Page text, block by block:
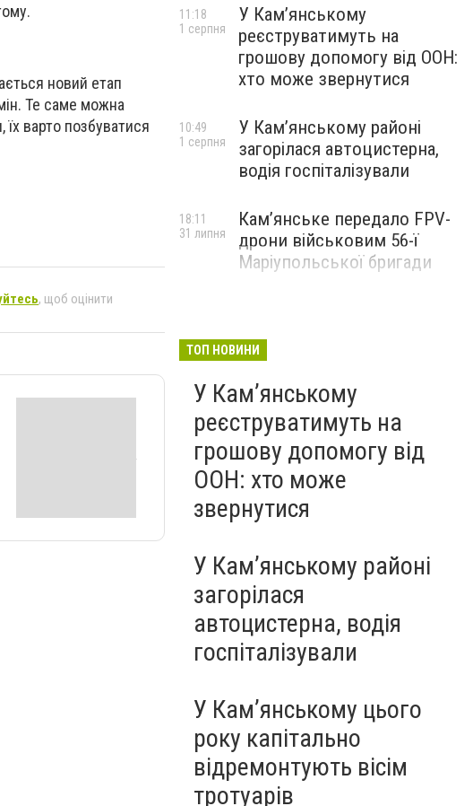
новий етап
Те саме можна
варто позбуватися
, щоб оцінити
У Кам’янському
реєструватимуть на
грошову допомогу від ООН:
хто може звернутися
11:18
1 серпня
У Кам’янському районі
загорілася автоцистерна,
водія госпіталізували
10:49
1 серпня
Кам’янське передало FPV-
дрони військовим 56-ї
Маріупольської бригади
18:11
31 липня
ТОП НОВИНИ
У Кам’янському
реєструватимуть на
грошову допомогу від
ООН: хто може
звернутися
У Кам’янському районі
загорілася
автоцистерна, водія
госпіталізували
У Кам’янському цього
року капітально
відремонтують вісім
тротуарів